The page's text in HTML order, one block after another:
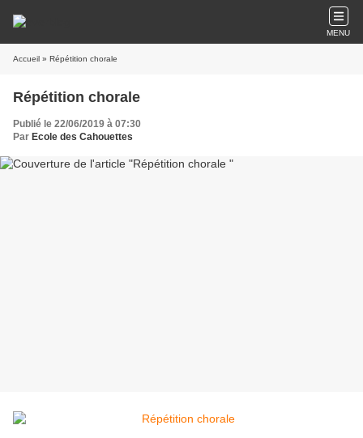
MENU
Accueil » Répétition chorale
Répétition chorale
Publié le 22/06/2019 à 07:30
Par Ecole des Cahouettes